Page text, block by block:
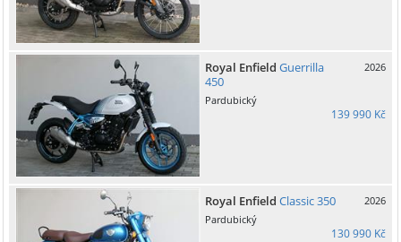
Royal Enfield Guerrilla
450
2026
Pardubický
139 990 Kč
Royal Enfield Classic 350
2026
Pardubický
130 990 Kč